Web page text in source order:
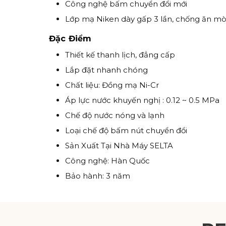
Công nghệ bấm chuyển đổi mới
Lớp mạ Niken dày gấp 3 lần, chống ăn
Đặc Điểm
Thiết kế thanh lịch, đẳng cấp
Lắp đặt nhanh chóng
Chất liệu: Đồng mạ Ni-Cr
Áp lực nước khuyến nghị : 0.12 ~ 0.5 MPa
Chế độ nước nóng và lạnh
Loại chế độ bấm nút chuyển đổi
Sản Xuất Tại Nhà Máy SELTA
Công nghệ: Hàn Quốc
Bảo hành: 3 năm